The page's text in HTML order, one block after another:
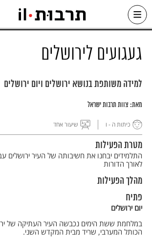
Skip
content
כל האתר
געגועים לירושלים
למידה משותפת בנושא ירושלים ויום ירושלים
מאת: צוות תרבות ישראל
כיתות ה - ו שיעור אחד
מטרת הפעילות
התלמידים יבחנו את חשיבותה של העיר ירושלים
לאורך הדורות
מהלך הפעילות
פתיח
יום ירושלים
במלחמת ששת הימים נכבשה העיר העתיקה של
הכותל המערבי, שריד מבית המקדש השני.